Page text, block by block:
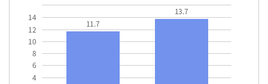
4
6
8
10
12
14
11.7
13.7